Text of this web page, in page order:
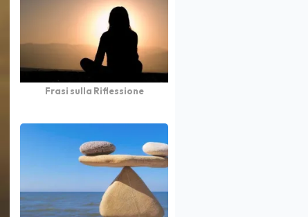
Frasi sulla Riflessione